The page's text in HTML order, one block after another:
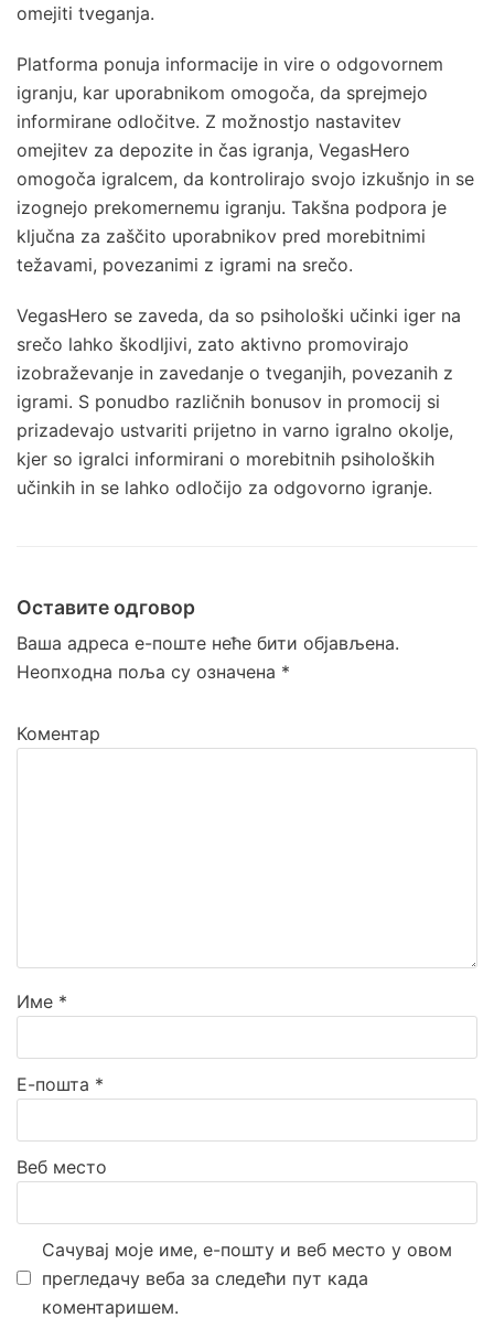
omejiti tveganja.
Platforma ponuja informacije in vire o odgovornem
igranju, kar uporabnikom omogoča, da sprejmejo
informirane odločitve. Z možnostjo nastavitev
omejitev za depozite in čas igranja, VegasHero
omogoča igralcem, da kontrolirajo svojo izkušnjo in se
izognejo prekomernemu igranju. Takšna podpora je
ključna za zaščito uporabnikov pred morebitnimi
težavami, povezanimi z igrami na srečo.
VegasHero se zaveda, da so psihološki učinki iger na
srečo lahko škodljivi, zato aktivno promovirajo
izobraževanje in zavedanje o tveganjih, povezanih z
igrami. S ponudbo različnih bonusov in promocij si
prizadevajo ustvariti prijetno in varno igralno okolje,
kjer so igralci informirani o morebitnih psiholoških
učinkih in se lahko odločijo za odgovorno igranje.
Оставите одговор
Ваша адреса е-поште неће бити објављена.
Неопходна поља су означена *
Коментар
Име *
Е-пошта *
Веб место
Сачувај моје име, е-пошту и веб место у овом
прегледачу веба за следећи пут када
коментаришем.